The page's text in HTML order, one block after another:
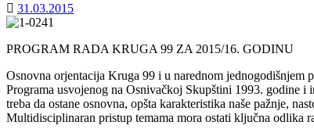
31.03.2015
PROGRAM RADA KRUGA 99 ZA 2015/16. GODINU
Osnovna orjentacija Kruga 99 i u narednom jednogodišnjem
Programa usvojenog na Osnivačkoj Skupštini 1993. godine i
treba da ostane osnovna, opšta karakteristika naše pažnje,
Multidisciplinaran pristup temama mora ostati ključna odlika